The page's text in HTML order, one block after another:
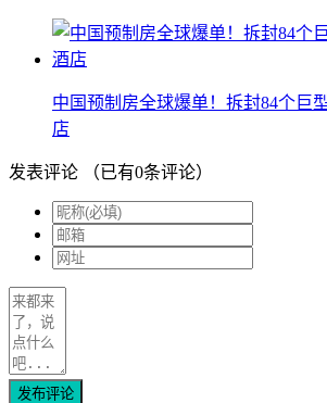
中国预制房全球爆单！拆封84个巨
店
发表评论 （已有0条评论）
发布评论